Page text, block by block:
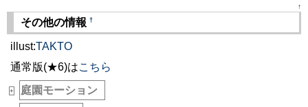
↑
その他の情報 †
illust:TAKTO
通常版(★6)はこちら
+ 庭園モーション